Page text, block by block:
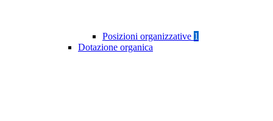
Posizioni organizzative 1
Dotazione organica